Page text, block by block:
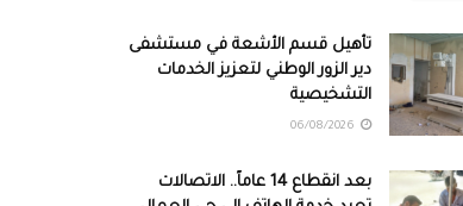
تأهيل قسم الأشعة في مستشفى
دير الزور الوطني لتعزيز الخدمات
التشخيصية
بعد انقطاع 14 عاماً.. الاتصالات